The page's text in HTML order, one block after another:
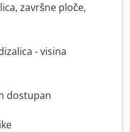
završne ploče,
- visina
dostupan